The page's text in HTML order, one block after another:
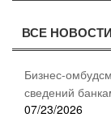
ВСЕ НОВОСТИ
Бизнес-
сведений
07/23/2026